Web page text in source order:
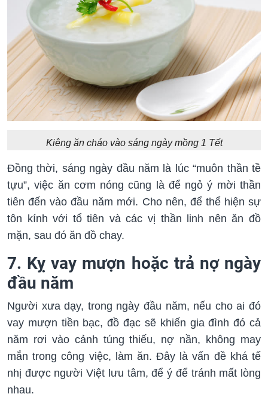
Kiêng ăn cháo vào sáng ngày mồng 1 Tết
Đồng thời, sáng ngày đầu năm là lúc “muôn thần tề
tựu”, việc ăn cơm nóng cũng là để ngỏ ý mời thần
tiên đến vào đầu năm mới. Cho nên, để thể hiện sự
tôn kính với tổ tiên và các vị thần linh nên ăn đồ
mặn, sau đó ăn đồ chay.
7. Kỵ vay mượn hoặc trả nợ ngày
đầu năm
Người xưa dạy, trong ngày đầu năm, nếu cho ai đó
vay mượn tiền bạc, đồ đạc sẽ khiến gia đình đó cả
năm rơi vào cảnh túng thiếu, nợ nần, không may
mắn trong công việc, làm ăn. Đây là vấn đề khá tế
nhị được người Việt lưu tâm, để ý để tránh mất lòng
nhau.